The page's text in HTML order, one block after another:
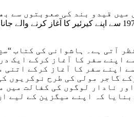
قیدو بند کی صعوبتوں سے
ان کی کاروباری اور مہماتی زندگی کا آغاز ہوتا
آتی ہے۔ ہاشوانی کی کتاب
اپنے سفر کا آغاز کرکے ایک
اپنے سفر کا آغاز کرکے
گاجر مولی کی طرح نوکریوں
نادار لوگوں کی کفالت
کہ اپنے میگزین کے